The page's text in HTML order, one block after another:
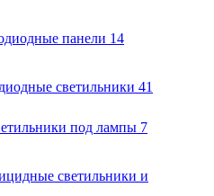
панели 14
светильники 41
под лампы 7
светильники и